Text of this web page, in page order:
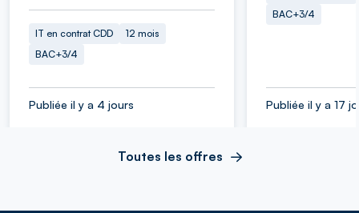
IT en contrat CDD
12 mois
BAC+3/4
Publiée il y a 4 jours
BAC+3/4
Publiée il y a 17
Toutes les offres